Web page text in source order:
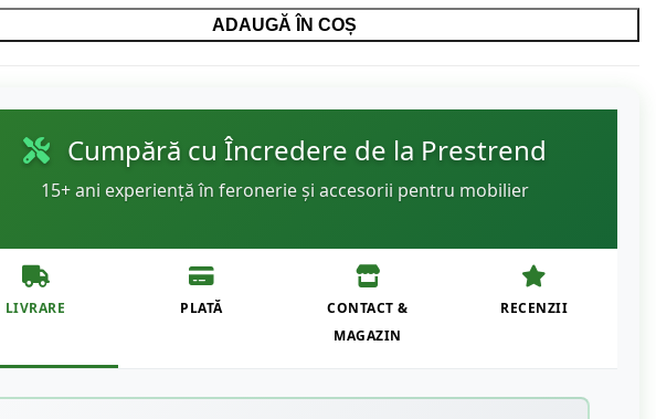
ADAUGĂ ÎN COȘ
Cumpără cu Încredere de la Prestrend
15+ ani experiență în feronerie și accesorii pentru mobilier
LIVRARE PLATĂ
CONTACT &
MAGAZIN
RECENZII